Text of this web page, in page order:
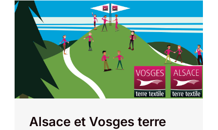
Alsace et Vosges terre